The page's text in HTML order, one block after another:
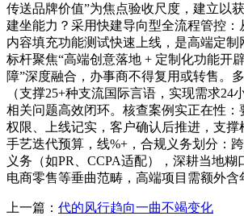
传送品牌价值”为焦点验收尺度，建立以
建坐能力？采用快建导向型全流程管控：
内容填充功能测试快速上线，是高端定
标杆聚焦“高端创意落地 + 定制化功能开
障”深度融合，办事商不得复用或转售。
（支撑25+种支流国际言语，实现需求24
相关问题高效闭环。核查案例实正在性：
权限、上线记实，客户确认后推进，支撑
手艺迭代预算，线%+，合规义务划分：
义务（如PR、CCPA适配），深耕当地糊
电商零售等垂曲范畴，高端项目需额外含
上一篇： 代的风行趋向一曲不竭变化